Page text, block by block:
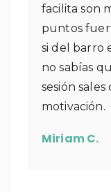
facilita son
puntos
si del barro
no sabías
sesión
motivación.
Miriam C.